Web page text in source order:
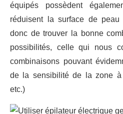
équipés possèdent
réduisent la surface de
donc de trouver la bonne
possibilités, celle qui nous
combinaisons pouvant
de la sensibilité de la zone à
etc.)